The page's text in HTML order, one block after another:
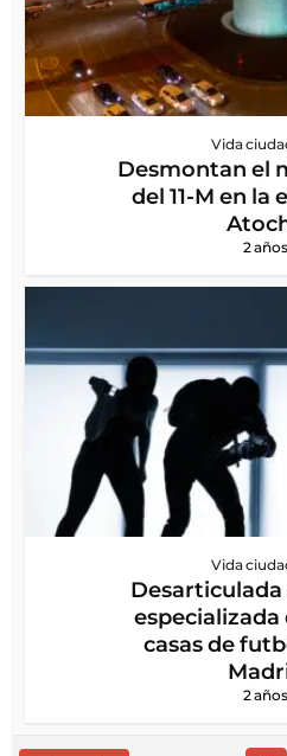
Vida
Desmontan el
del 11-M en la
2 años
Vida
Desarticulada
especializada
casas de
2 años